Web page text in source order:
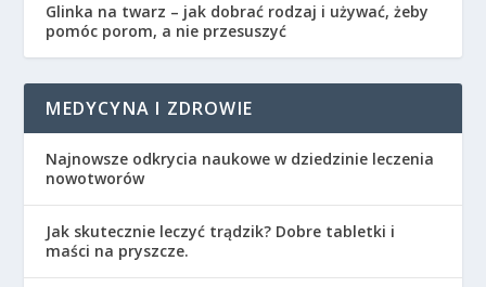
Glinka na twarz – jak dobrać rodzaj i używać, żeby
pomóc porom, a nie przesuszyć
MEDYCYNA I ZDROWIE
Najnowsze odkrycia naukowe w dziedzinie leczenia
nowotworów
Jak skutecznie leczyć trądzik? Dobre tabletki i
maści na pryszcze.